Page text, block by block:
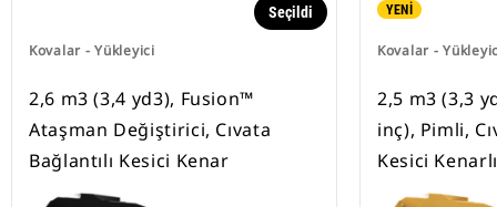
Kovalar - Yükleyici
Seçildi
2,6 m3 (3,4 yd3), Fusion™
Ataşman Değiştirici, Cıvata
Bağlantılı Kesici Kenar
YENİ
Kovalar -
2,5 m3 (3,3
inç), Pimli,
Kesici Kenarlı